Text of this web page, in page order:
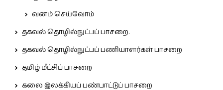
வனம் செய்வோம்
தகவல் தொழில்நுட்பப் பாசறை.
தகவல் தொழில்நுட்பப் பணியாளர்கள் பாசறை
தமிழ் மீட்சிப் பாசறை
கலை இலக்கியப் பண்பாட்டுப் பாசறை